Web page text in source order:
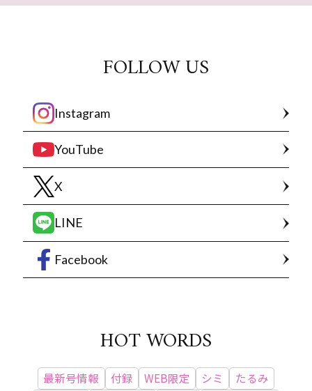
FOLLOW US
Instagram
YouTube
X
LINE
Facebook
HOT WORDS
最新号情報 付録 WEB限定 シミ
たるみ